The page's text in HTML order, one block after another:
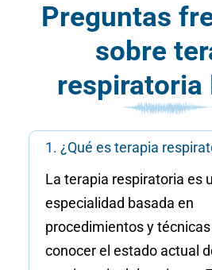
Preguntas
sobre
respiratoria
1. ¿Qué es terapia
La terapia respiratoria es
especialidad basada en
procedimientos y
conocer el estado actual